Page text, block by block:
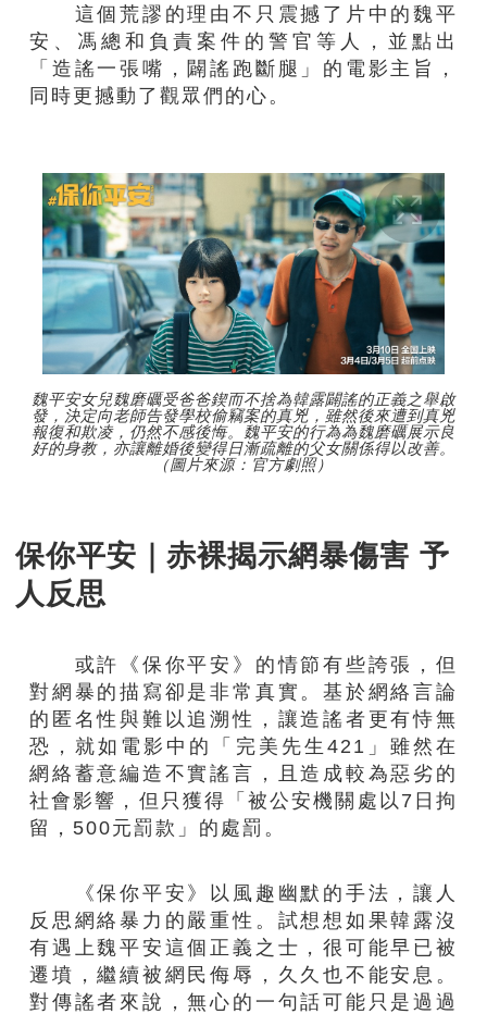
這個荒謬的理由不只震撼了片中的魏平
安、馮總和負責案件的警官等人，並點出
「造謠一張嘴，闢謠跑斷腿」的電影主旨，
同時更撼動了觀眾們的心。
魏平安女兒魏磨礪受爸爸鍥而不捨為韓露闢謠的正義之舉啟
發，決定向老師告發學校偷竊案的真兇，雖然後來遭到真兇
報復和欺凌，仍然不感後悔。魏平安的行為為魏磨礪展示良
好的身教，亦讓離婚後變得日漸疏離的父女關係得以改善。
（圖片來源：官方劇照）
保你平安｜赤裸揭示網暴傷害 予
人反思
或許《保你平安》的情節有些誇張，但
對網暴的描寫卻是非常真實。基於網絡言論
的匿名性與難以追溯性，讓造謠者更有恃無
恐，就如電影中的「完美先生421」雖然在
網絡蓄意編造不實謠言，且造成較為惡劣的
社會影響，但只獲得「被公安機關處以7日拘
留，500元罰款」的處罰。
《保你平安》以風趣幽默的手法，讓人
反思網絡暴力的嚴重性。試想想如果韓露沒
有遇上魏平安這個正義之士，很可能早已被
遷墳，繼續被網民侮辱，久久也不能安息。
對傳謠者來說，無心的一句話可能只是過過